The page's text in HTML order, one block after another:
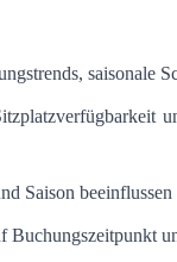
saisonale
Saison
Buchungszeitpunkt